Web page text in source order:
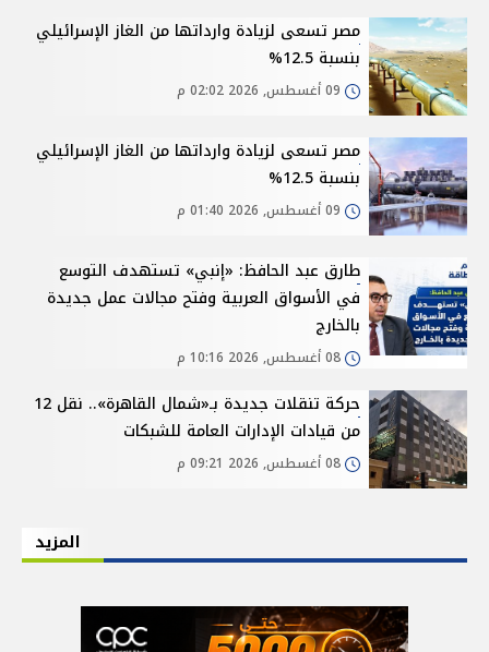
مصر تسعى لزيادة وارداتها من الغاز الإسرائيلي
بنسبة 12.5%
مصر تسعى لزيادة وارداتها من الغاز الإسرائيلي
بنسبة 12.5%
طارق عبد الحافظ: «إنبي» تستهدف التوسع
في الأسواق العربية وفتح مجالات عمل جديدة
بالخارج
حركة تنقلات جديدة بـ«شمال القاهرة».. نقل 12
من قيادات الإدارات العامة للشبكات
المزيد